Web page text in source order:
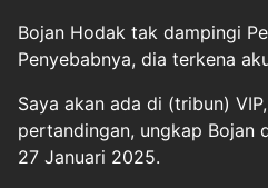
Bojan Hodak tak dampingi
Penyebabnya, dia terkena
Saya akan ada di (tribun)
pertandingan, ungkap Bojan
27 Januari 2025.